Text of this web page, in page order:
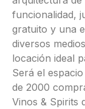
funcionalidad,
gratuito y una
diversos
locación ideal
Será el
de 2000
Vinos & Spirits